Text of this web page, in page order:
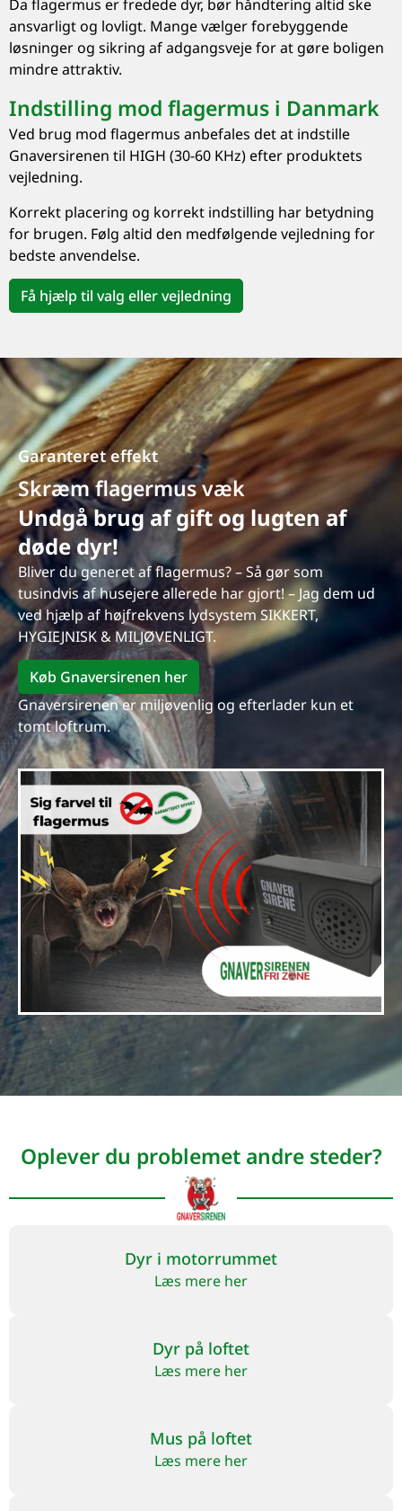
Da flagermus er fredede dyr, bør håndtering altid ske
ansvarligt og lovligt. Mange vælger forebyggende
løsninger og sikring af adgangsveje for at gøre boligen
mindre attraktiv.
Indstilling mod flagermus i Danmark
Ved brug mod flagermus anbefales det at indstille
Gnaversirenen til HIGH (30-60 KHz) efter produktets
vejledning.
Korrekt placering og korrekt indstilling har betydning
for brugen. Følg altid den medfølgende vejledning for
bedste anvendelse.
Få hjælp til valg eller vejledning
Garanteret effekt
Skræm flagermus væk
Undgå brug af gift og lugten af
døde dyr!
Bliver du generet af flagermus? – Så gør som
tusindvis af husejere allerede har gjort! – Jag dem ud
ved hjælp af højfrekvens lydsystem SIKKERT,
HYGIEJNISK & MILJØVENLIGT.
Køb Gnaversirenen her
Gnaversirenen er miljøvenlig og efterlader kun et
tomt loftrum.
Oplever du problemet andre steder?
Dyr i motorrummet
Læs mere her
Dyr på loftet
Læs mere her
Mus på loftet
Læs mere her